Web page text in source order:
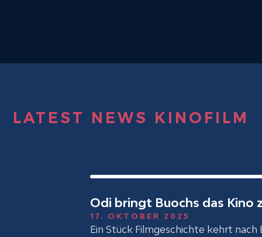
LATEST NEWS KINOFILM
Odi bringt Buochs das Kino
17. OKTOBER 2025
Ein Stück Filmgeschichte kehrt nach